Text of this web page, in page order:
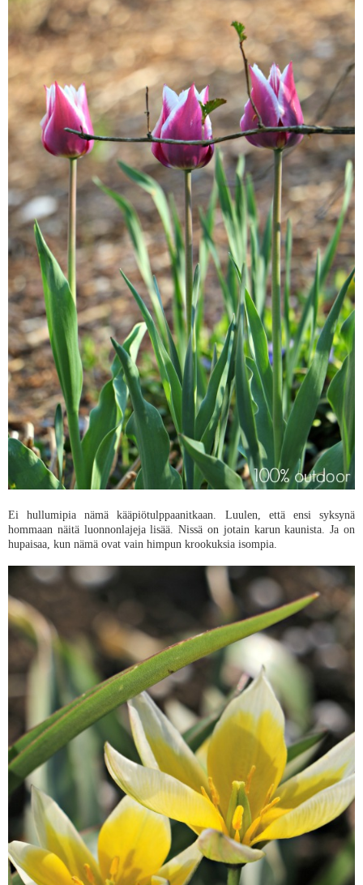
Ei hullumipia nämä kääpiötulppaanitkaan. Luulen, että ensi syksynä
hommaan näitä luonnonlajeja lisää. Nissä on jotain karun kaunista. Ja on
hupaisaa, kun nämä ovat vain himpun krookuksia isompia.